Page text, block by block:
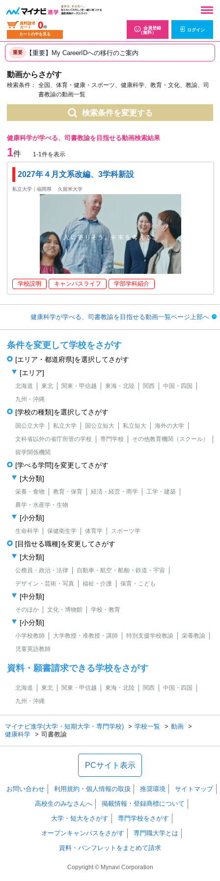
資料請求
カート
0件
カートの中を見る
会員登録
（無料）
ログイン
重要 【重要】My CareerIDへの移行のご案内
動画からさがす
検索条件：
全国、体育・健康・スポーツ、健康科学、教育・文化、教諭、司
書教諭の動画一覧
検索条件を変更する
健康科学が学べる、司書教諭を目指せる動画検索結果
1件 1-1件を表示
2027年４月文系改編、3学科新設
私立大学｜福岡県 久留米大学
学校説明 キャンパスライフ 学部学科紹介
健康科学が学べる、司書教諭を目指せる動画一覧ページ上部へ
条件を変更して学校をさがす
[エリア・都道府県]を選択してさがす
[エリア]
北海道 東北 関東・甲信越 東海・北陸 関西
中国・四国
九州・沖縄
[学校の種類]を選択してさがす
国公立大学 私立大学 国公立短大 私立短大
海外の大学
文科省以外の省庁所管の学校
専門学校
その他教育機関（スクール）
留学関係機関
[学べる学問]を変更してさがす
[大分類]
栄養・食物 教育・保育 経済・経営・商学
工学・建築
農学・水産学・生物
[小分類]
生命科学 保健衛生学 体育学 スポーツ学
[目指せる職種]を変更してさがす
[大分類]
公務員・政治・法律
自動車・航空・船舶・鉄道・宇宙
デザイン・芸術・写真
福祉・介護 保育・こども
[中分類]
そのほか 文化・博物館 学校・教育
[小分類]
小学校教師 大学教授・准教授・講師 特別支援学校教諭
栄養教諭
児童英語教師
資料・願書請求できる学校をさがす
北海道 東北 関東・甲信越 東海・北陸 関西
中国・四国
九州・沖縄
マイナビ進学(大学・短期大学・専門学校) 学校一覧
動画
健康科学
司書教諭
PCサイト表示
お問い合わせ 利用規約・個人情報の取扱 推奨環境
サイトマップ
高校生のみなさんへ
掲載情報・登録商標について
大学・短大をさがす
専門学校をさがす
オープンキャンパスをさがす
専門職大学とは
資料・パンフレットをまとめて請求
Copyright © Mynavi Corporation